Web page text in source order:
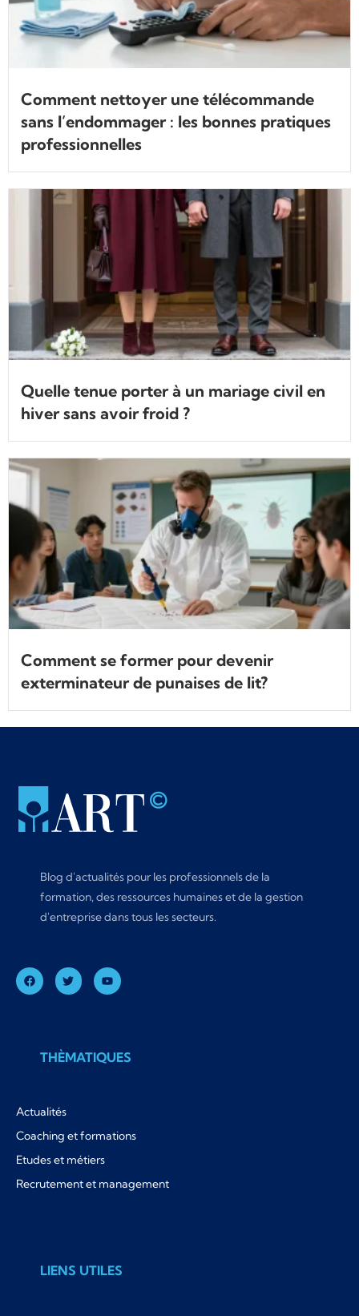
Comment nettoyer une télécommande
sans l’endommager : les bonnes pratiques
professionnelles
Quelle tenue porter à un mariage civil en
hiver sans avoir froid ?
Comment se former pour devenir
exterminateur de punaises de lit?
Blog d'actualités pour les professionnels de la
formation, des ressources humaines et de la gestion
d'entreprise dans tous les secteurs.
THÈMATIQUES
Actualités
Coaching et formations
Etudes et métiers
Recrutement et management
LIENS UTILES